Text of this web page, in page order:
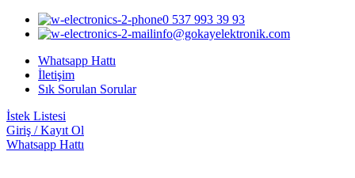
0 537 993 39 93
info@gokayelektronik.com
Whatsapp Hattı
İletişim
Sık Sorulan Sorular
İstek Listesi
Giriş / Kayıt Ol
Whatsapp Hattı